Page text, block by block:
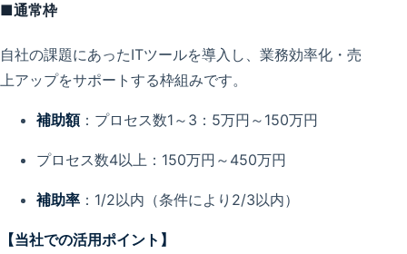
■通常枠
自社の課題にあったITツールを導入し、業務効率化・売
上アップをサポートする枠組みです。
補助額：プロセス数1～3：5万円～150万円
プロセス数4以上：150万円～450万円
補助率 ：1/2以内（条件により2/3以内）
【当社での活用ポイント】